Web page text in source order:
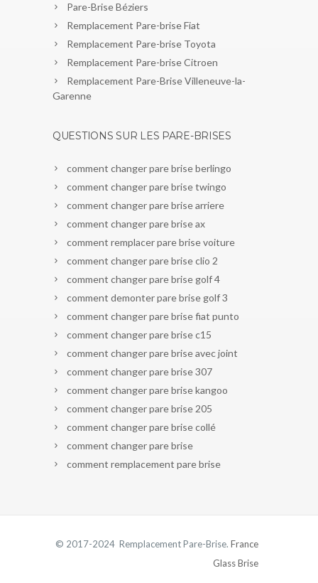
Pare-Brise Béziers
Remplacement Pare-brise Fiat
Remplacement Pare-brise Toyota
Remplacement Pare-brise Citroen
Remplacement Pare-Brise Villeneuve-la-
Garenne
QUESTIONS SUR LES PARE-BRISES
comment changer pare brise berlingo
comment changer pare brise twingo
comment changer pare brise arriere
comment changer pare brise ax
comment remplacer pare brise voiture
comment changer pare brise clio 2
comment changer pare brise golf 4
comment demonter pare brise golf 3
comment changer pare brise fiat punto
comment changer pare brise c15
comment changer pare brise avec joint
comment changer pare brise 307
comment changer pare brise kangoo
comment changer pare brise 205
comment changer pare brise collé
comment changer pare brise
comment remplacement pare brise
© 2017-2024 Remplacement Pare-Brise. France
Glass Brise